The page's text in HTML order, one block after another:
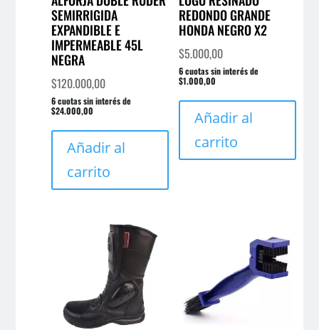
SEMIRRIGIDA
EXPANDIBLE E
IMPERMEABLE 45L
NEGRA
$120.000,00
6 cuotas sin interés de
$24.000,00
Añadir al
carrito
REDONDO GRANDE
HONDA NEGRO X2
$5.000,00
6 cuotas sin interés de
$1.000,00
Añadir al
carrito